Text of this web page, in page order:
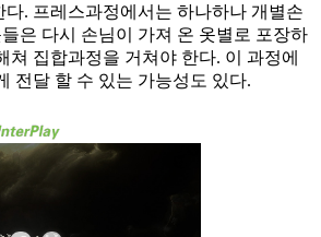
다. 프레스과정에서는 하나하나 개별손
은 다시 손님이 가져 온 옷별로 포장하
쳐 집합과정을 거쳐야 한다. 이 과정에
전달 할 수 있는 가능성도 있다.